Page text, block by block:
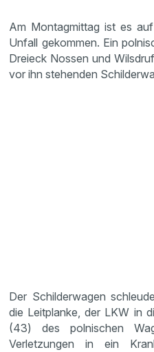
Am Montagmittag ist es
Unfall gekommen. Ein
Dreieck Nossen und
vor ihn stehenden
Der Schilderwagen
die Leitplanke, der LKW in
(43) des polnischen
Verletzungen in ein